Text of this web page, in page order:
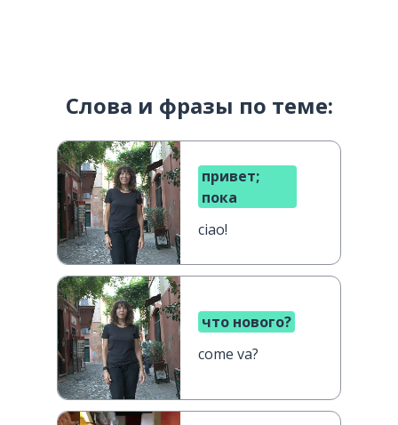
Слова и фразы по теме:
привет;
пока
ciao!
что нового?
come va?